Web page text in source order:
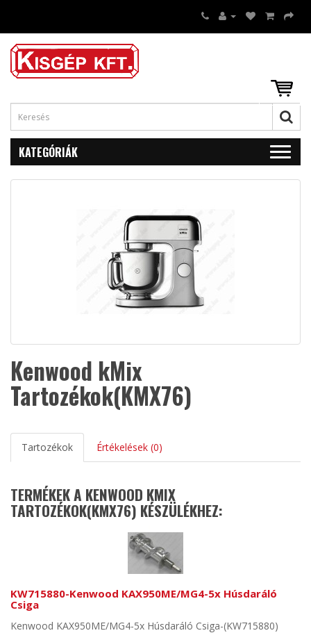
KATEGÓRIÁK
Kenwood kMix
Tartozékok(KMX76)
Tartozékok Értékelések (0)
TERMÉKEK A KENWOOD KMIX
TARTOZÉKOK(KMX76) KÉSZÜLÉKHEZ:
KW715880-Kenwood KAX950ME/MG4-5x Húsdaráló
Csiga
Kenwood KAX950ME/MG4-5x Húsdaráló Csiga-(KW715880)